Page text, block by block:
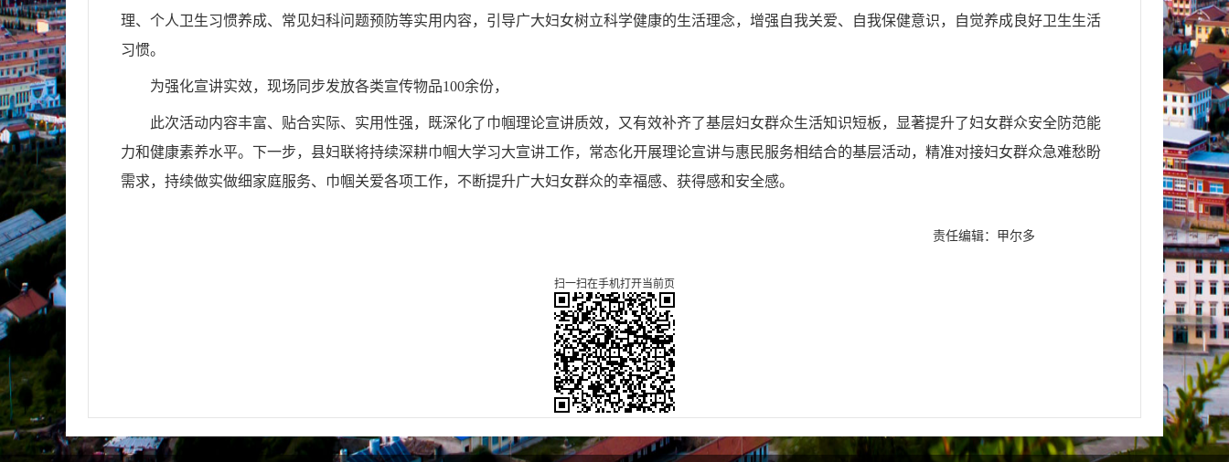
理、个人卫生习惯养成、常见妇科问题预防等实用内容，引导广大妇女树立科学健康的生活理念，增强自我关爱、自我保健意识，自觉养成良好卫生生活
习惯。
为强化宣讲实效，现场同步发放各类宣传物品100余份，
此次活动内容丰富、贴合实际、实用性强，既深化了巾帼理论宣讲质效，又有效补齐了基层妇女群众生活知识短板，显著提升了妇女群众安全防范能
力和健康素养水平。下一步，县妇联将持续深耕巾帼大学习大宣讲工作，常态化开展理论宣讲与惠民服务相结合的基层活动，精准对接妇女群众急难愁盼
需求，持续做实做细家庭服务、巾帼关爱各项工作，不断提升广大妇女群众的幸福感、获得感和安全感。
责任编辑：甲尔多
扫一扫在手机打开当前页